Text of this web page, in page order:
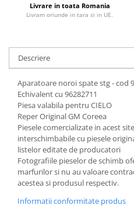
Livrare in toata Romania
Livram oriunde in tara si in UE.
Descriere
Aparatoare noroi spate stg - cod
Echivalent cu 96282711
Piesa valabila pentru CIELO
Reper Original GM Coreea
Piesele comercializate in acest
interschimbabile cu piesele
listelor editate de producatori
Fotografiile pieselor de schimb
marfurilor si nu au valoare
acestea si produsul respectiv.
Informatii conformitate produs